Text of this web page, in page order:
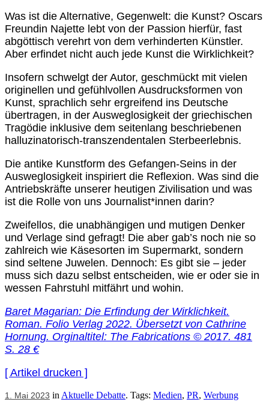
Was ist die Alternative, Gegenwelt: die Kunst? Oscars
Freundin Najette lebt von der Passion hierfür, fast
abgöttisch verehrt von dem verhinderten Künstler.
Aber erfindet nicht auch jede Kunst die Wirklichkeit?
Insofern schwelgt der Autor, geschmückt mit vielen
originellen und gefühlvollen Ausdrucksformen von
Kunst, sprachlich sehr ergreifend ins Deutsche
übertragen, in der Ausweglosigkeit der griechischen
Tragödie inklusive dem seitenlang beschriebenen
halluzinatorisch-transzendentalen Sterbeerlebnis.
Die antike Kunstform des Gefangen-Seins in der
Ausweglosigkeit inspiriert die Reflexion. Was sind die
Antriebskräfte unserer heutigen Zivilisation und was
ist die Rolle von uns Journalist*innen darin?
Zweifellos, die unabhängigen und mutigen Denker
und Verlage sind gefragt! Die aber gab’s noch nie so
zahlreich wie Käsesorten im Supermarkt, sondern
sind seltene Juwelen. Dennoch: Es gibt sie – jeder
muss sich dazu selbst entscheiden, wie er oder sie in
wessen Fahrstuhl mitfährt und wohin.
Baret Magarian: Die Erfindung der Wirklichkeit.
Roman. Folio Verlag 2022. Übersetzt von Cathrine
Hornung. Orginaltitel: The Fabrications © 2017. 481
S. 28 €
[ Artikel drucken ]
1. Mai 2023 in Aktuelle Debatte. Tags: Medien, PR, Werbung